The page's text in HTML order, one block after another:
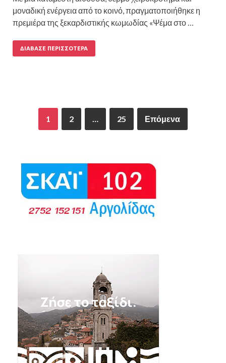
μοναδική ενέργεια από το κοινό, πραγματοποιήθηκε η
πρεμιέρα της ξεκαρδιστικής κωμωδίας «Ψέμα στο …
ΔΙΆΒΑΣΕ ΠΕΡΙΣΣΌΤΕΡΑ
1 2 … 25 Επόμενα